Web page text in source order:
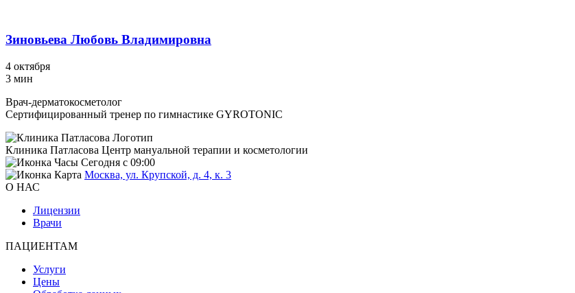
Зиновьева Любовь Владимировна
4 октября
3 мин
Врач-дерматокосметолог
Сертифицированный тренер по гимнастике GYROTONIC
Клиника Патласова Центр мануальной терапии и косметологии
Сегодня с 09:00
Москва, ул. Крупской, д. 4, к. 3
О НАС
Лицензии
Врачи
ПАЦИЕНТАМ
Услуги
Цены